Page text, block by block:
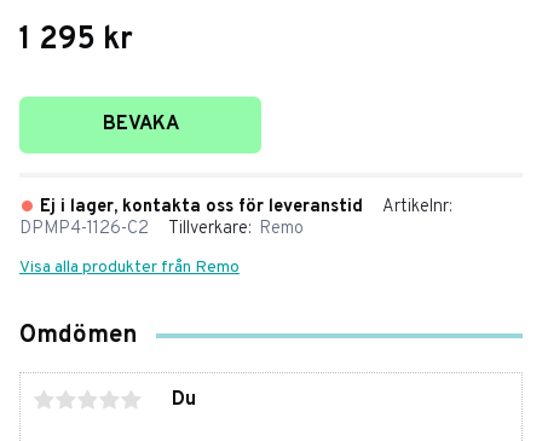
1 295 kr
Lägg till i favoriter
BEVAKA
Ej i lager, kontakta oss för leveranstid
Artikelnr
DPMP4-1126-C2
Tillverkare Remo
Visa alla produkter från Remo
Omdömen
Du